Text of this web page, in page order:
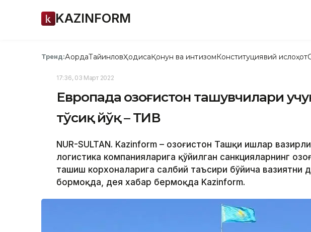
KAZINFORM
Тренд:АқордаТайинловҲодисаҚонун ва интизомКонституциявий ислоҳот
17:36, 03 Март 2022
Европада Қозоғистон ташувчилари
тўсиқ йўқ – ТИВ
NUR-SULTAN. Kazinform – Қозоғистон Ташқи ишлар
логистика компанияларига қўйилган санкцияларнинг
ташиш корхоналарига салбий таъсири бўйича вазиятни
бормоқда, дея хабар бермоқда Kazinform.